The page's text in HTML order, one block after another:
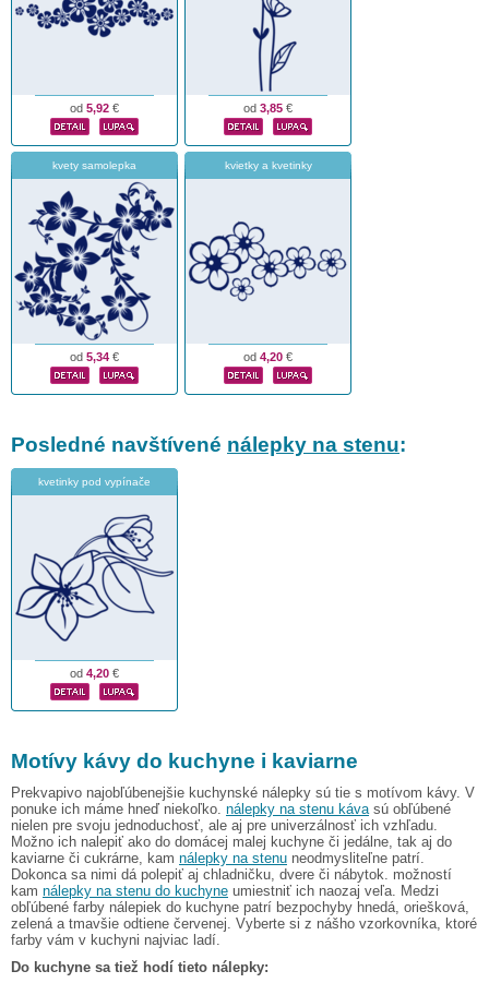
od 5,92 € od 3,85 €
kvety samolepka
od 5,34 €
kvietky a kvetinky
od 4,20 €
Posledné navštívené nálepky na stenu:
kvetinky pod vypínače
od 4,20 €
Motívy kávy do kuchyne i kaviarne
Prekvapivo najobľúbenejšie kuchynské nálepky sú tie s motívom kávy. V
ponuke ich máme hneď niekoľko. nálepky na stenu kávasú obľúbené
nielen pre svoju jednoduchosť, ale aj pre univerzálnosť ich vzhľadu.
Možno ich nalepiť ako do domácej malej kuchyne či jedálne, tak aj do
kaviarne či cukrárne, kam nálepky na stenu neodmysliteľne patrí.
Dokonca sa nimi dá polepiť aj chladničku, dvere či nábytok. možností
kam nálepky na stenu do kuchyne umiestniť ich naozaj veľa. Medzi
obľúbené farby nálepiek do kuchyne patrí bezpochyby hnedá, oriešková,
zelená a tmavšie odtiene červenej. Vyberte si z nášho vzorkovníka, ktoré
farby vám v kuchyni najviac ladí.
Do kuchyne sa tiež hodí tieto nálepky: